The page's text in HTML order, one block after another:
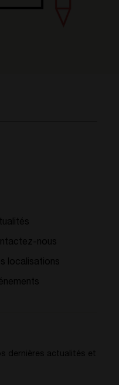
nous
localisations
dernières actualités et